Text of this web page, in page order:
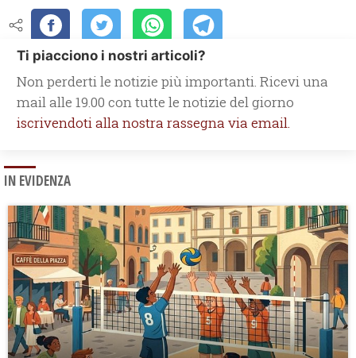
Ti piacciono i nostri articoli?
Non perderti le notizie più importanti. Ricevi una
mail alle 19.00 con tutte le notizie del giorno
iscrivendoti alla nostra rassegna via email.
IN EVIDENZA